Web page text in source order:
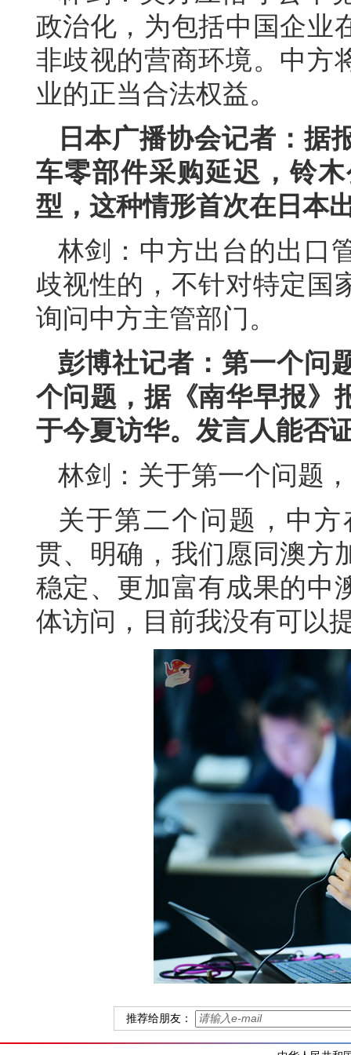
政治化，为包括中国企业
非歧视的营商环境。中方
业的正当合法权益。
日本广播协会记者：据
车零部件采购延迟，铃
型，这种情形首次在日本
林剑：中方出台的出口
歧视性的，不针对特定国
询问中方主管部门。
彭博社记者：第一个问
个问题，据《南华早报》
于今夏访华。发言人能否
林剑：关于第一个问题
关于第二个问题，中
贯、明确，我们愿同澳方
稳定、更加富有成果的中
体访问，目前我没有可以
推荐给朋友：